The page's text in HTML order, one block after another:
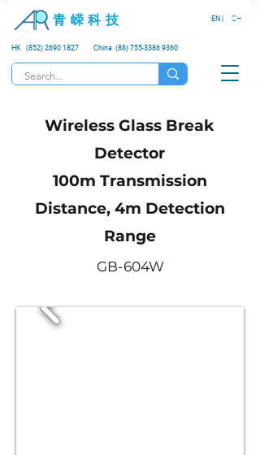
青 嵘 科 技
HK (852) 2690 1827 China (86) 755-3386 9360
EN | CH
Wireless Glass Break
Detector
100m Transmission
Distance, 4m Detection
Range
GB-604W